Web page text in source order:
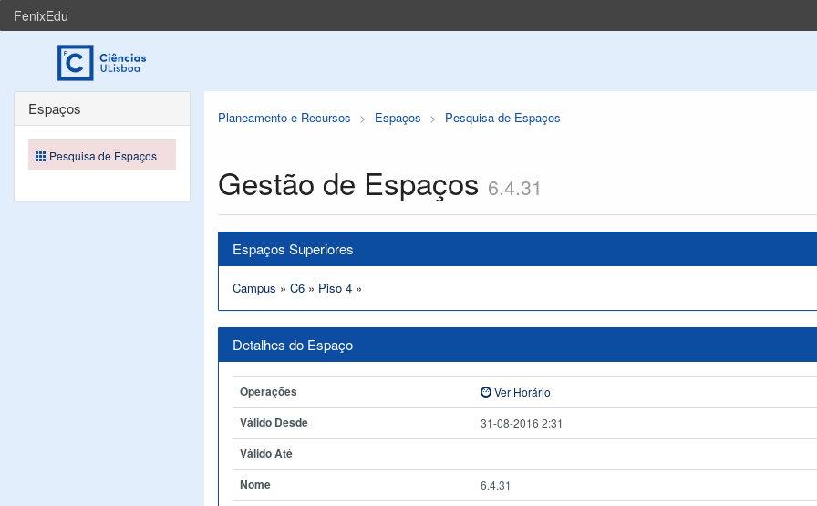
FenixEdu
Planeamento e Recursos Espaços Pesquisa de Espaços
Gestão de Espaços 6.4.31
Espaços Superiores
Campus » C6 » Piso 4 »
Detalhes do Espaço
Operações Ver Horário
Válido Desde 31-08-2016 2:31
Válido Até
Nome
6.4.31
Espaços
Pesquisa de Espaços